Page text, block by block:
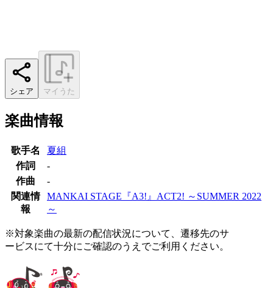
シェア マイうた
楽曲情報
歌手名
夏組
作詞
-
作曲
-
関連情
報
MANKAI STAGE『A3!』ACT2! ～SUMMER 2022
～
※対象楽曲の最新の配信状況について、遷移先のサ
ービスにて十分にご確認のうえでご利用ください。